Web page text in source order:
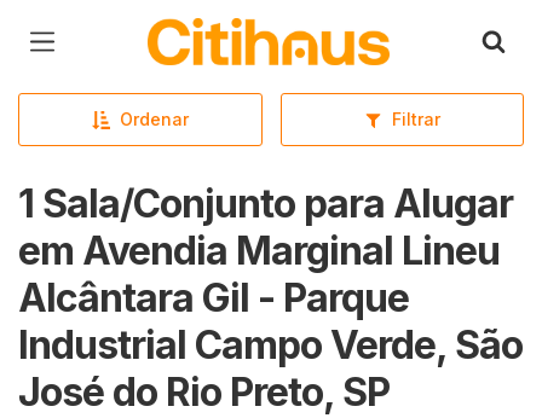
Página inicial
Ordenar Filtrar
1 Sala/Conjunto para Alugar
em Avendia Marginal Lineu
Alcântara Gil - Parque
Industrial Campo Verde, São
José do Rio Preto, SP